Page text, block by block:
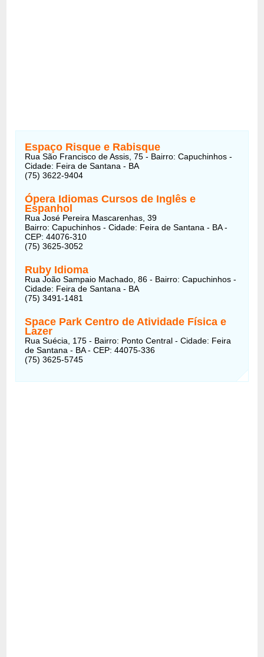
Espaço Risque e Rabisque
Rua São Francisco de Assis, 75 - Bairro: Capuchinhos -
Cidade: Feira de Santana - BA
(75) 3622-9404
Ópera Idiomas Cursos de Inglês e
Espanhol
Rua José Pereira Mascarenhas, 39
Bairro: Capuchinhos - Cidade: Feira de Santana - BA -
CEP: 44076-310
(75) 3625-3052
Ruby Idioma
Rua João Sampaio Machado, 86 - Bairro: Capuchinhos -
Cidade: Feira de Santana - BA
(75) 3491-1481
Space Park Centro de Atividade Física e
Lazer
Rua Suécia, 175 - Bairro: Ponto Central - Cidade: Feira
de Santana - BA - CEP: 44075-336
(75) 3625-5745